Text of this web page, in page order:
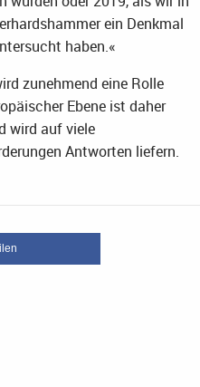
ein Denkmal
haben.«
zunehmend eine Rolle
Ebene ist daher
wird auf viele
Antworten liefern.